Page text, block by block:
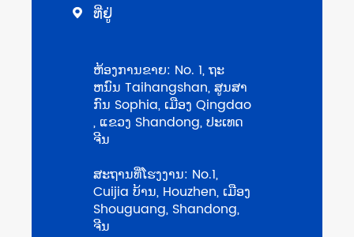
 ທີ່ຢູ່
ຫ້ອງການຂາຍ: No. 1​, ຖະ​
ຫນົນ Taihangshan​, ສູນ​ສາ​
ກົນ Sophia​, ເມືອງ Qingdao​
, ແຂວງ Shandong​, ປະ​ເທດ​
ຈີນ​
ສະຖານທີ່ໂຮງງານ: No.1,
Cuijia ບ້ານ, Houzhen, ເມືອງ
Shouguang, Shandong,
ຈີນ